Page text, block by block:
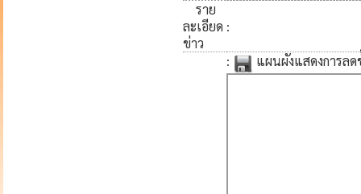
ราย
ละเอียด
ข่าว
:
: แผนผังแสดงการล